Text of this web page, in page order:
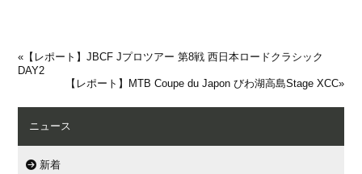
« 【レポート】JBCF Jプロツアー 第8戦 西日本ロードクラシック
DAY2
【レポート】MTB Coupe du Japon びわ湖高島Stage XCC»
ニュース
新着